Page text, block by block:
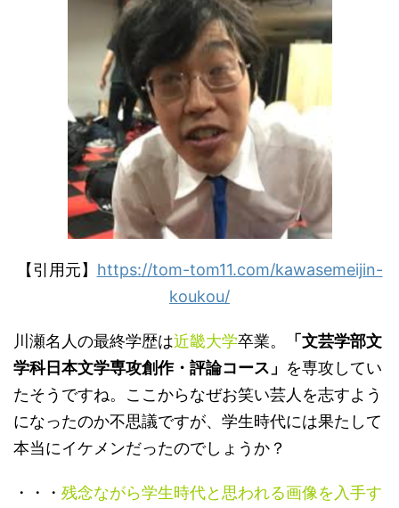
【引用元】 https://tom-tom11.com/kawasemeijin-
koukou/
川瀬名人の最終学歴は近畿大学卒業。
「文芸学部文
学科日本文学専攻創作・評論コース」 を専攻してい
たそうですね。ここからなぜお笑い芸人を志すよう
になったのか不思議ですが、学生時代には果たして
本当にイケメンだったのでしょうか？
・・・ 残念ながら学生時代と思われる画像を入手す